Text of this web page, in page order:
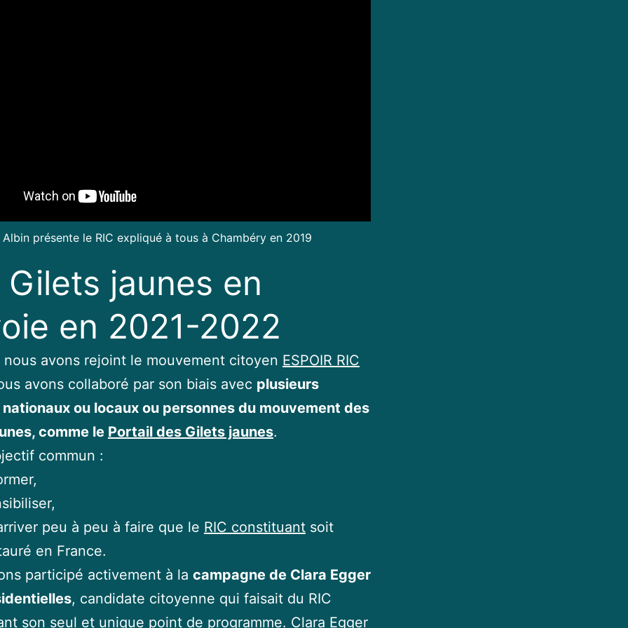
Albin présente le RIC expliqué à tous à Chambéry en 2019
Gilets jaunes en
en 2021-2022
nous avons rejoint le mouvement citoyen ESPOIR RIC
avons collaboré par son biais avec plusieurs
ou locaux ou personnes du mouvement des
comme le Portail des Gilets jaunes.
commun :
peu à peu à faire que le RIC constituant soit
en France.
participé activement à la campagne de Clara Egger
, candidate citoyenne qui faisait du RIC
son seul et unique point de programme. Clara Egger